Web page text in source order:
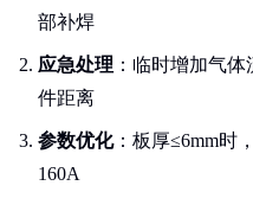
部补焊
应急处理 ：临时增加气
件距离
参数优化：板厚≤6mm时
160A